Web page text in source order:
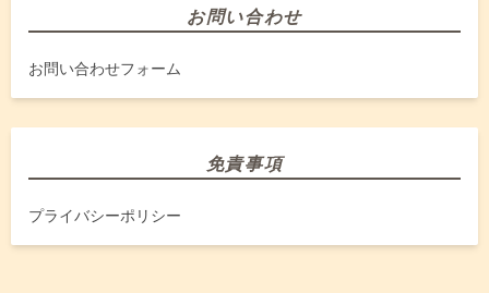
お問い合わせ
お問い合わせフォーム
免責事項
プライバシーポリシー